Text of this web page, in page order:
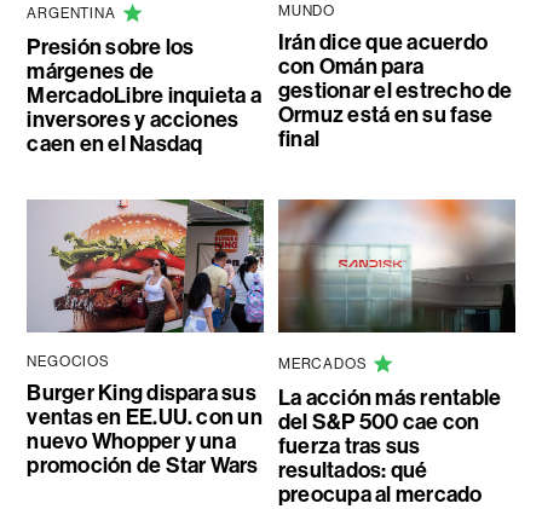
ARGENTINA
Presión sobre los
márgenes de
MercadoLibre inquieta a
inversores y acciones
caen en el Nasdaq
MUNDO
Irán dice que acuerdo
con Omán para
gestionar el estrecho de
Ormuz está en su fase
final
NEGOCIOS
Burger King dispara sus
ventas en EE.UU. con un
nuevo Whopper y una
promoción de Star Wars
MERCADOS
La acción más rentable
del S&P 500 cae con
fuerza tras sus
resultados: qué
preocupa al mercado